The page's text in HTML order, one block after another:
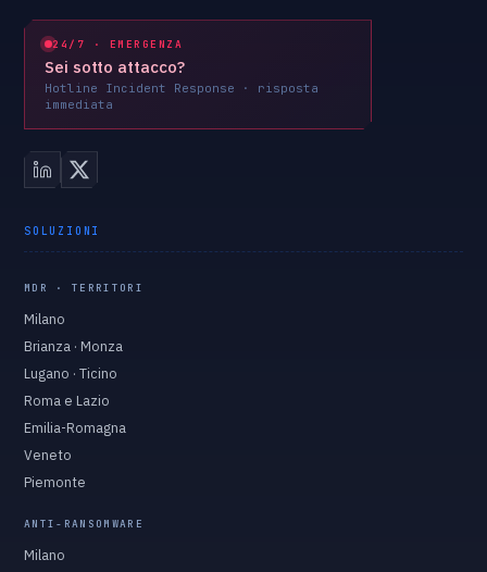
24/7 · EMERGENZA
Sei sotto attacco?
Hotline Incident Response · risposta
immediata
SOLUZIONI
MDR · TERRITORI
Milano
Brianza · Monza
Lugano · Ticino
Roma e Lazio
Emilia-Romagna
Veneto
Piemonte
ANTI-RANSOMWARE
Milano